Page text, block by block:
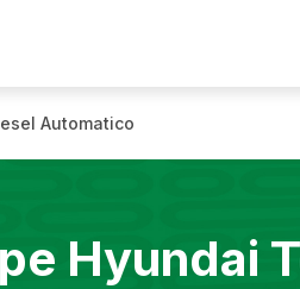
Automatico
Hyundai